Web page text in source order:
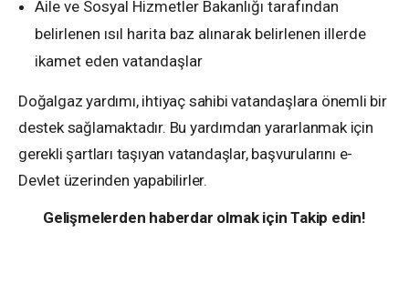
Aile ve Sosyal Hizmetler Bakanlığı tarafından
belirlenen ısıl harita baz alınarak belirlenen illerde
ikamet eden vatandaşlar
Doğalgaz yardımı, ihtiyaç sahibi vatandaşlara önemli bir
destek sağlamaktadır. Bu yardımdan yararlanmak için
gerekli şartları taşıyan vatandaşlar, başvurularını e-
Devlet üzerinden yapabilirler.
Gelişmelerden haberdar olmak için Takip edin!